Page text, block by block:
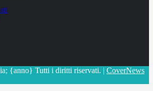
{anno} Tutti i diritti riservati. | CoverNews